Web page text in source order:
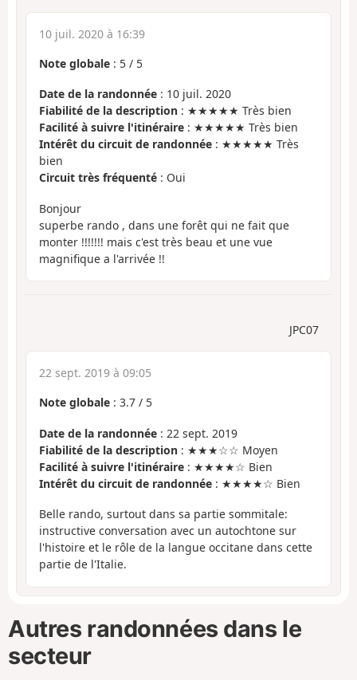
10 juil. 2020 à 16:39
Note globale : 5 / 5
Date de la randonnée : 10 juil. 2020
Fiabilité de la description : ★★★★★ Très bien
Facilité à suivre l'itinéraire : ★★★★★ Très bien
Intérêt du circuit de randonnée : ★★★★★ Très
bien
Circuit très fréquenté : Oui
Bonjour
superbe rando , dans une forêt qui ne fait que
monter !!!!!!! mais c'est très beau et une vue
magnifique a l'arrivée !!
JPC07
22 sept. 2019 à 09:05
Note globale : 3.7 / 5
Date de la randonnée : 22 sept. 2019
Fiabilité de la description : ★★★☆☆ Moyen
Facilité à suivre l'itinéraire : ★★★★☆ Bien
Intérêt du circuit de randonnée : ★★★★☆ Bien
Belle rando, surtout dans sa partie sommitale:
instructive conversation avec un autochtone sur
l'histoire et le rôle de la langue occitane dans cette
partie de l'Italie.
Autres randonnées dans le
secteur